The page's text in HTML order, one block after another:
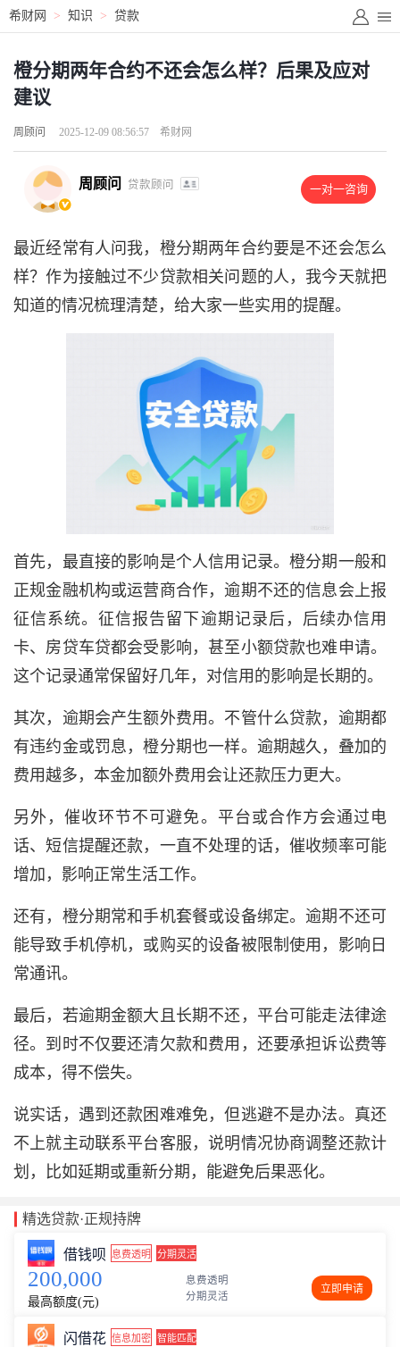
希财网 > 知识 > 贷款
橙分期两年合约不还会怎么样？后果及应对
建议
周顾问 2025-12-09 08:56:57 希财网
周顾问 贷款顾问 一对一咨询
最近经常有人问我，橙分期两年合约要是不还会怎么
样？作为接触过不少贷款相关问题的人，我今天就把
知道的情况梳理清楚，给大家一些实用的提醒。
首先，最直接的影响是个人信用记录。橙分期一般和
正规金融机构或运营商合作，逾期不还的信息会上报
征信系统。征信报告留下逾期记录后，后续办信用
卡、房贷车贷都会受影响，甚至小额贷款也难申请。
这个记录通常保留好几年，对信用的影响是长期的。
其次，逾期会产生额外费用。不管什么贷款，逾期都
有违约金或罚息，橙分期也一样。逾期越久，叠加的
费用越多，本金加额外费用会让还款压力更大。
另外，催收环节不可避免。平台或合作方会通过电
话、短信提醒还款，一直不处理的话，催收频率可能
增加，影响正常生活工作。
还有，橙分期常和手机套餐或设备绑定。逾期不还可
能导致手机停机，或购买的设备被限制使用，影响日
常通讯。
最后，若逾期金额大且长期不还，平台可能走法律途
径。到时不仅要还清欠款和费用，还要承担诉讼费等
成本，得不偿失。
说实话，遇到还款困难难免，但逃避不是办法。真还
不上就主动联系平台客服，说明情况协商调整还款计
划，比如延期或重新分期，能避免后果恶化。
精选贷款·正规持牌
借钱呗 息费透明 分期灵活
200,000
最高额度(元)
息费透明
分期灵活
立即申请
闪借花 信息加密 智能匹配